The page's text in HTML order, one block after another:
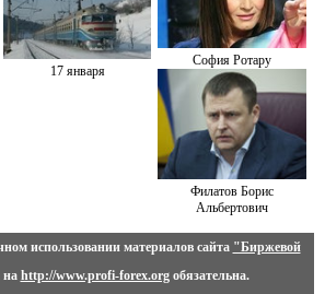
17 января
София Ротару
Филатов Борис
Альбертович
использовании материалов сайта "Биржевой
на http://www.profi-forex.orgобязательна.